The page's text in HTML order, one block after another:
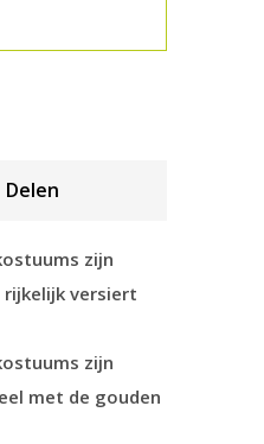
Delen
zijn
versiert
zijn
met de gouden